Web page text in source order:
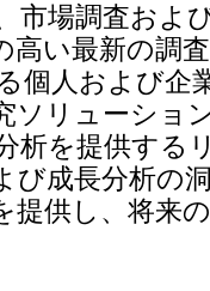
市場調査およ
高い最新の調
個人および企
ソリューショ
析を提供する
び成長分析の
提供し、将来